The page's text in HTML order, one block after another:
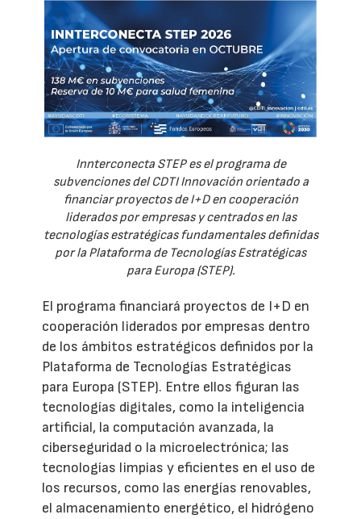
Innterconecta STEP es el programa de
subvenciones del CDTI Innovación orientado a
financiar proyectos de I+D en cooperación
liderados por empresas y centrados en las
tecnologías estratégicas fundamentales definidas
por la Plataforma de Tecnologías Estratégicas
para Europa (STEP).
El programa financiará proyectos de I+D en
cooperación liderados por empresas dentro
de los ámbitos estratégicos definidos por la
Plataforma de Tecnologías Estratégicas
para Europa (STEP). Entre ellos figuran las
tecnologías digitales, como la inteligencia
artificial, la computación avanzada, la
ciberseguridad o la microelectrónica; las
tecnologías limpias y eficientes en el uso de
los recursos, como las energías renovables,
el almacenamiento energético, el hidrógeno